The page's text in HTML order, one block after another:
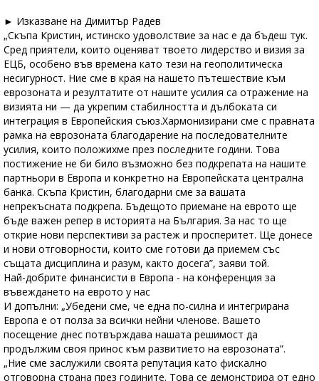
► Изказване на Димитър Радев
„Скъпа Кристин, истинско удоволствие за нас е да бъдеш тук.
Сред приятели, които оценяват твоето лидерство и визия за
ЕЦБ, особено във времена като тези на геополитическа
несигурност. Ние сме в края на нашето пътешествие към
еврозоната и резултатите от нашите усилия са отражение на
визията ни — да укрепим стабилността и дълбоката си
интеграция в Европейския съюз.Хармонизирани сме с правната
рамка на еврозоната благодарение на последователните
усилия, които положихме през последните години. Това
постижение не би било възможно без подкрепата на нашите
партньори в Европа и конкретно на Европейската централна
банка. Скъпа Кристин, благодарни сме за вашата
непрекъсната подкрепа. Бъдещото приемане на еврото ще
бъде важен репер в историята на България. За нас то ще
открие нови перспективи за растеж и просперитет. Ще донесе
и нови отговорности, които сме готови да приемем със
същата дисциплина и разум, както досега”, заяви той.
Най-добрите финансисти в Европа - на конференция за
въвеждането на еврото у нас
И допълни: „Убедени сме, че една по-силна и интегрирана
Европа е от полза за всички нейни членове. Вашето
посещение днес потвърждава нашата решимост да
продължим своя принос към развитието на еврозоната”.
„Ние сме заслужили своята репутация като фискално
отговорна страна през годините. Това се демонстрира от едно